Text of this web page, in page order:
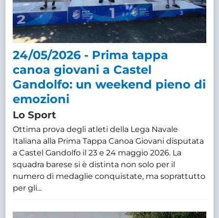
24/05/2026 - Prima tappa
canoa giovani a Castel
Gandolfo: un weekend pieno di
emozioni
Lo Sport
Ottima prova degli atleti della Lega Navale
Italiana alla Prima Tappa Canoa Giovani disputata
a Castel Gandolfo il 23 e 24 maggio 2026. La
squadra barese si è distinta non solo per il
numero di medaglie conquistate, ma soprattutto
per gli...